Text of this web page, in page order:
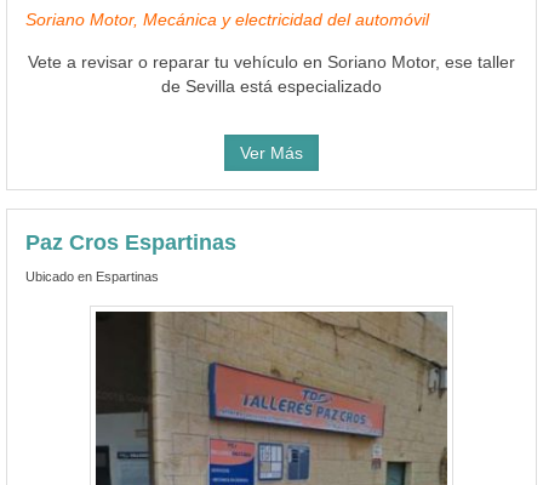
Soriano Motor, Mecánica y electricidad del automóvil
Vete a revisar o reparar tu vehículo en Soriano Motor, ese taller
de Sevilla está especializado
Ver Más
Paz Cros Espartinas
Ubicado en Espartinas